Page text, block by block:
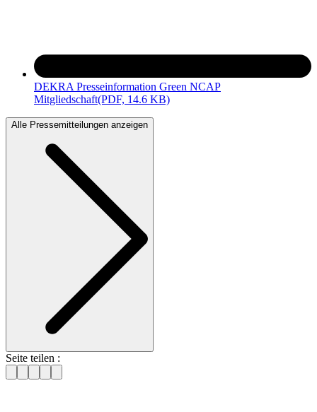
DEKRA Presseinformation Green NCAP
Mitgliedschaft(PDF, 14.6 KB)
Alle Pressemitteilungen anzeigen
Seite teilen :